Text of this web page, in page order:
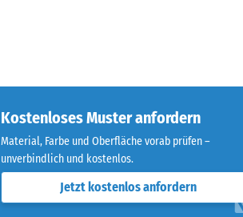
Kostenloses Muster anfordern
Material, Farbe und Oberfläche vorab prüfen –
unverbindlich und kostenlos.
Jetzt kostenlos anfordern